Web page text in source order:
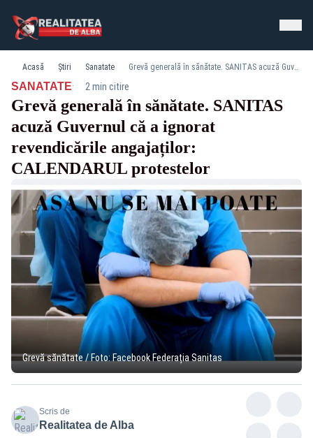
Acasă Știri Sanatate Grevă generală în sănătate. SANITAS acuză Guvernul că a ignorat revendicările angajaților: CALENDARUL protestelor
SANATATE· 2 min citire
Grevă generală în sănătate. SANITAS
acuză Guvernul că a ignorat
revendicările angajaților:
CALENDARUL protestelor
Grevă sănătate / Foto: Facebook Federația Sanitas
Scris de
Realitatea de Alba